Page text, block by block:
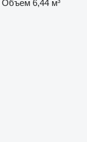
Объем 6,44 м³